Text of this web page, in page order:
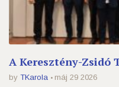
A Keresztény-Zsidó
by TKarola máj 29 2026